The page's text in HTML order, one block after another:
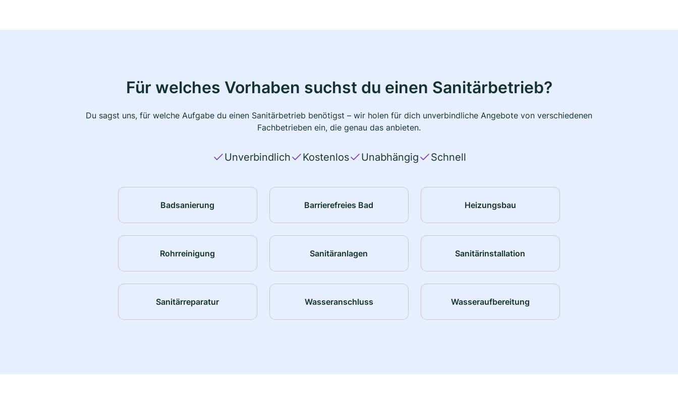
Für welches Vorhaben suchst du einen Sanitärbetrieb?
Du sagst uns, für welche Aufgabe du einen Sanitärbetrieb benötigst – wir holen für dich unverbindliche Angebote von verschiedenen
Fachbetrieben ein, die genau das anbieten.
Unverbindlich Kostenlos Unabhängig Schnell
Badsanierung Barrierefreies Bad Heizungsbau
Rohrreinigung Sanitäranlagen Sanitärinstallation
Sanitärreparatur Wasseranschluss Wasseraufbereitung